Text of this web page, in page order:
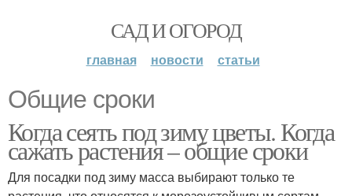
САД И ОГОРОД
главная новости статьи
Общие сроки
Когда сеять под зиму цветы. Когда
сажать растения – общие сроки
Для посадки под зиму масса выбирают только те